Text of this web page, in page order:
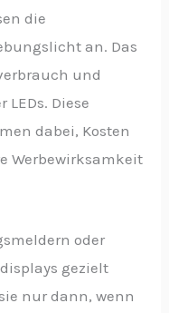
die
an. Das
und
Diese
dabei, Kosten
Werbewirksamkeit
oder
gezielt
nur dann, wenn